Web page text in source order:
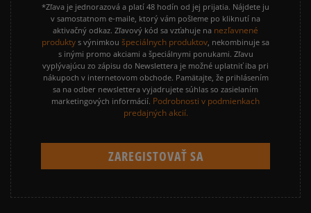
*Zľava je jednorazová a platí 48 hodín od jej prijatia. Nájdete ju
v samostatnom e-maile, ktorý vám pošleme po kliknutí na
aktivačný odkaz. Zľavový kód sa vzťahuje na nezľavnené
produkty s výnimkou špeciálnych produktov , nekombinuje sa
s inými promo akciami a špeciálnymi ponukami. Zľavu
vyplývajúcu zo zápisu do Newslettera je možné uplatniť iba pri
nákupoch v internetovom obchode. Pamätajte, že prihlásením
sa na odber newslettera vyjadrujete súhlas so zasielaním
marketingových informácií. Podrobnosti v podmienkach
predajných akcií.